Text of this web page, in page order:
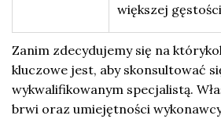
większej gęstości
Zanim zdecydujemy się na
kluczowe jest, aby skonsultować
wykwalifikowanym specjalistą.
brwi oraz umiejętności